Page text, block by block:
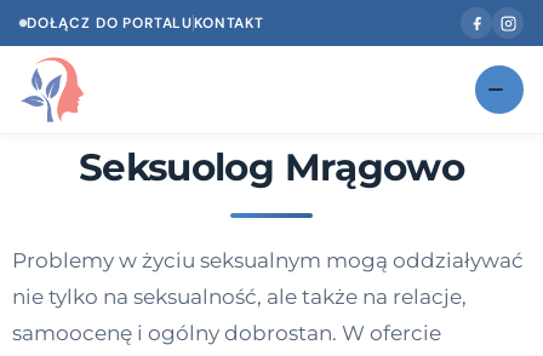
DOŁĄCZ DO PORTALUKONTAKT
Znajdź swojego specjalistę NOWOŚĆ
Według specjalizacji
Seksuolog Mrągowo
Problemy w życiu seksualnym mogą oddziaływać
nie tylko na seksualność, ale także na relacje,
samoocenę i ogólny dobrostan. W ofercie